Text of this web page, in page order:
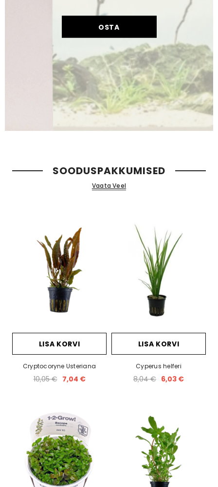
OSTA
SOODUSPAKKUMISED
Vaata Veel
LISA KORVI
Cryptocoryne Usteriana
10,05 € 7,04 €
LISA KORVI
Cyperus helferi
8,04 € 6,03 €